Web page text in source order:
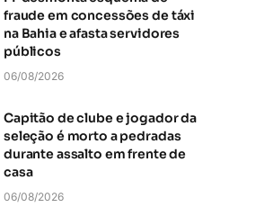
fraude em concessões de táxi
na Bahia e afasta servidores
públicos
06/08/2026
Capitão de clube e jogador da
seleção é morto a pedradas
durante assalto em frente de
casa
06/08/2026